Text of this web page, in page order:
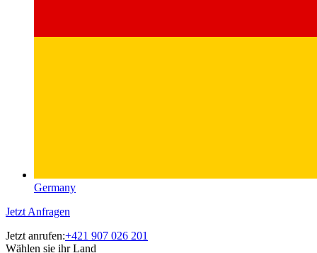
Germany
Jetzt Anfragen
Jetzt anrufen:+421 907 026 201
Wählen sie ihr Land